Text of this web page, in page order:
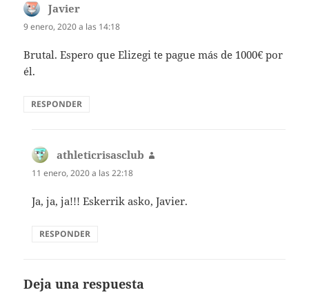
Javier
9 enero, 2020 a las 14:18
Brutal. Espero que Elizegi te pague más de 1000€ por
él.
RESPONDER
athleticrisasclub
11 enero, 2020 a las 22:18
Ja, ja, ja!!! Eskerrik asko, Javier.
RESPONDER
Deja una respuesta